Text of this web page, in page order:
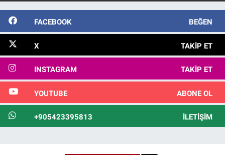
FACEBOOK BEĞEN
X TAKIP ET
INSTAGRAM TAKIP ET
YOUTUBE ABONE OL
+905423395813 İLETIŞIM